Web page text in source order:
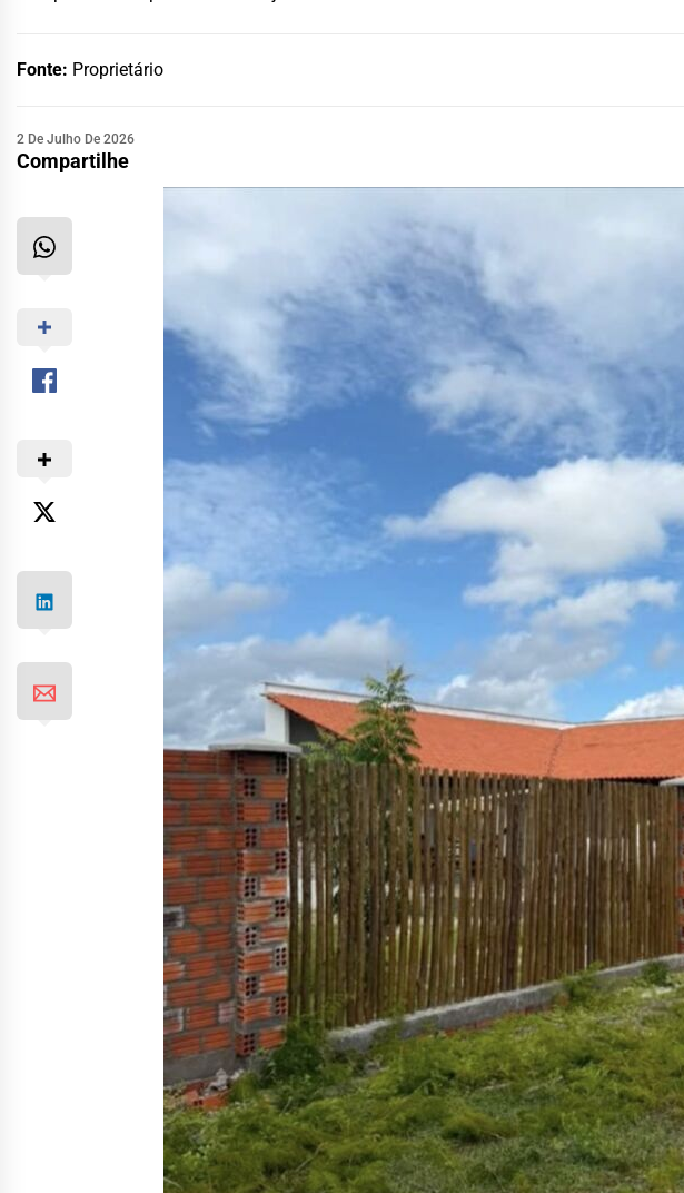
Fonte: Proprietário
2 De Julho De 2026
Compartilhe